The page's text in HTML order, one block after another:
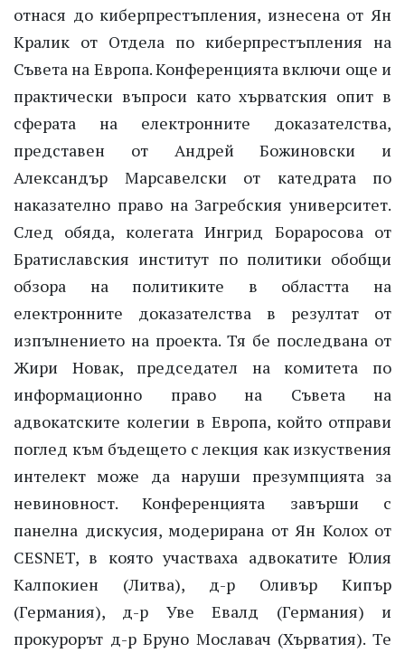
отнася до киберпрестъпления, изнесена от Ян
Кралик от Отдела по киберпрестъпления на
Съвета на Европа. Конференцията включи още и
практически въпроси като хърватския опит в
сферата на електронните доказателства,
представен от Андрей Божиновски и
Александър Марсавелски от катедрата по
наказателно право на Загребския университет.
След обяда, колегата Ингрид Бораросова от
Братиславския институт по политики обобщи
обзора на политиките в областта на
електронните доказателства в резултат от
изпълнението на проекта. Тя бе последвана от
Жири Новак, председател на комитета по
информационно право на Съвета на
адвокатските колегии в Европа, който отправи
поглед към бъдещето с лекция как изкуствения
интелект може да наруши презумпцията за
невиновност. Конференцията завърши с
панелна дискусия, модерирана от Ян Колох от
CESNET, в която участваха адвокатите Юлия
Калпокиен (Литва), д-р Оливър Кипър
(Германия), д-р Уве Евалд (Германия) и
прокурорът д-р Бруно Мославач (Хърватия). Те